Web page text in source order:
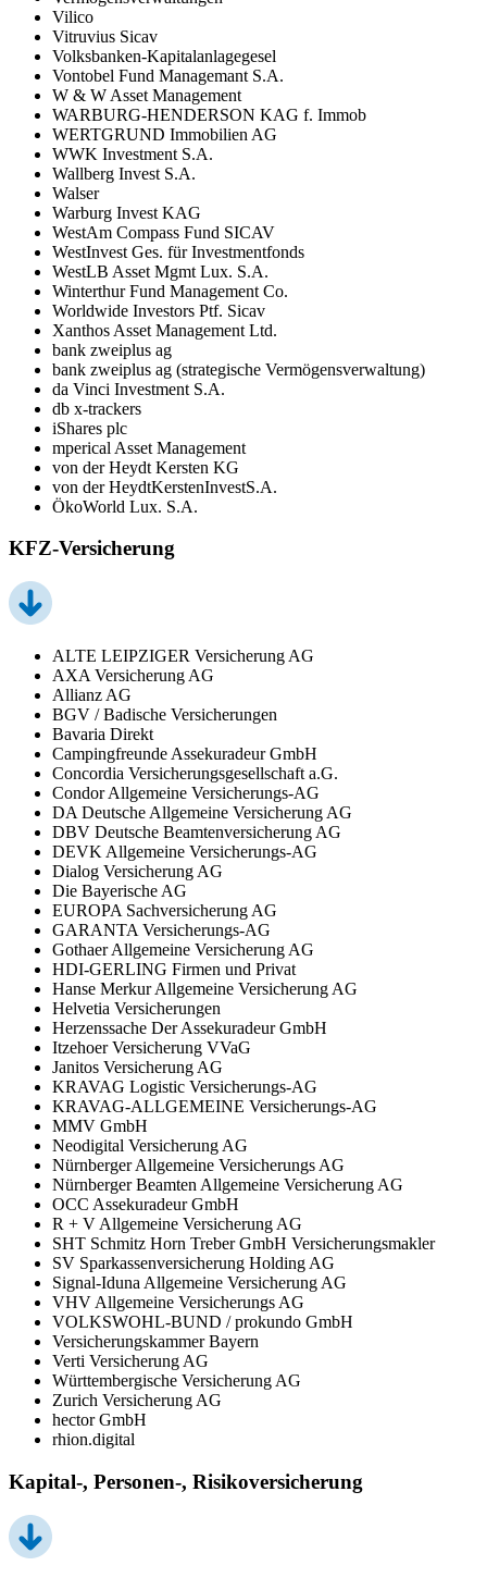
Vilico
Vitruvius Sicav
Volksbanken-Kapitalanlagegesel
Vontobel Fund Managemant S.A.
W & W Asset Management
WARBURG-HENDERSON KAG f. Immob
WERTGRUND Immobilien AG
WWK Investment S.A.
Wallberg Invest S.A.
Walser
Warburg Invest KAG
WestAm Compass Fund SICAV
WestInvest Ges. für Investmentfonds
WestLB Asset Mgmt Lux. S.A.
Winterthur Fund Management Co.
Worldwide Investors Ptf. Sicav
Xanthos Asset Management Ltd.
bank zweiplus ag
bank zweiplus ag (strategische Vermögensverwaltung)
da Vinci Investment S.A.
db x-trackers
iShares plc
mperical Asset Management
von der Heydt Kersten KG
von der HeydtKerstenInvestS.A.
ÖkoWorld Lux. S.A.
KFZ-Versicherung
ALTE LEIPZIGER Versicherung AG
AXA Versicherung AG
Allianz AG
BGV / Badische Versicherungen
Bavaria Direkt
Campingfreunde Assekuradeur GmbH
Concordia Versicherungsgesellschaft a.G.
Condor Allgemeine Versicherungs-AG
DA Deutsche Allgemeine Versicherung AG
DBV Deutsche Beamtenversicherung AG
DEVK Allgemeine Versicherungs-AG
Dialog Versicherung AG
Die Bayerische AG
EUROPA Sachversicherung AG
GARANTA Versicherungs-AG
Gothaer Allgemeine Versicherung AG
HDI-GERLING Firmen und Privat
Hanse Merkur Allgemeine Versicherung AG
Helvetia Versicherungen
Herzenssache Der Assekuradeur GmbH
Itzehoer Versicherung VVaG
Janitos Versicherung AG
KRAVAG Logistic Versicherungs-AG
KRAVAG-ALLGEMEINE Versicherungs-AG
MMV GmbH
Neodigital Versicherung AG
Nürnberger Allgemeine Versicherungs AG
Nürnberger Beamten Allgemeine Versicherung AG
OCC Assekuradeur GmbH
R + V Allgemeine Versicherung AG
SHT Schmitz Horn Treber GmbH Versicherungsmakler
SV Sparkassenversicherung Holding AG
Signal-Iduna Allgemeine Versicherung AG
VHV Allgemeine Versicherungs AG
VOLKSWOHL-BUND / prokundo GmbH
Versicherungskammer Bayern
Verti Versicherung AG
Württembergische Versicherung AG
Zurich Versicherung AG
hector GmbH
rhion.digital
Kapital-, Personen-, Risikoversicherung